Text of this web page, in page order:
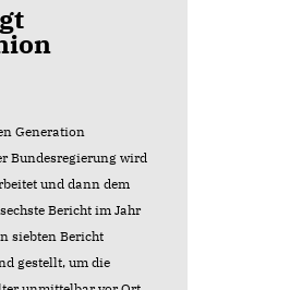
Generation
Bundesregierung wird
und dann dem
Bericht im Jahr
siebten Bericht
gestellt, um die